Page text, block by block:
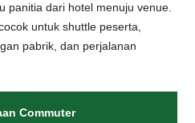
panitia dari hotel menuju venue.
untuk shuttle peserta,
pabrik, dan perjalanan
Commuter